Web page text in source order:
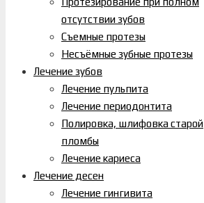
отсутствии зубов
Съемные протезы
Несъёмные зубные протезы
Лечение зубов
Лечение пульпита
Лечение периодонтита
Полировка, шлифовка старой
пломбы
Лечение кариеса
Лечение десен
Лечение гингивита